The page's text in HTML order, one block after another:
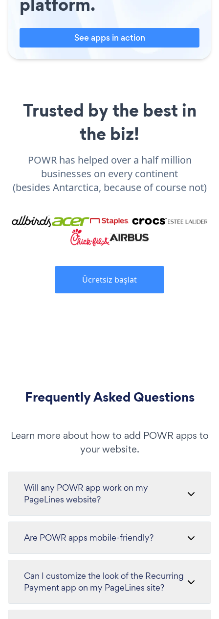
See apps in action
Trusted by the best in
the biz!
POWR has helped over a half million
businesses on every continent
(besides Antarctica, because of course not)
Ücretsiz başlat
Frequently Asked Questions
Learn more about how to add POWR apps to
your website.
Will any POWR app work on my
PageLines website?
Are POWR apps mobile-friendly?
Can I customize the look of the Recurring
Payment app on my PageLines site?